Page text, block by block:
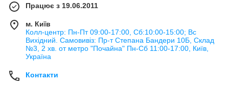
Працює з 19.06.2011
м. Київ
Колл-центр: Пн-Пт 09:00-17:00, Сб:10:00-15:00; Вс
Вихідний. Самовивіз: Пр-т Степана Бандери 10Б, Склад
№3, 2 хв. от метро "Почайна" Пн-Cб 11:00-17:00, Київ,
Україна
Контакти